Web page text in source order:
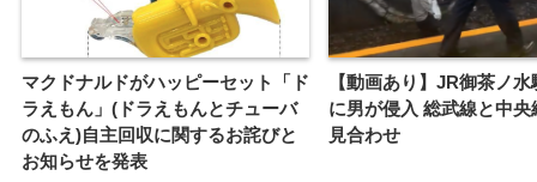
マクドナルドがハッピーセット「ド
ラえもん」(ドラえもんとチューバ
のふえ)自主回収に関するお詫びと
お知らせを発表
【動画あり】JR御茶ノ
に男が侵入 総武線と中央
見合わせ